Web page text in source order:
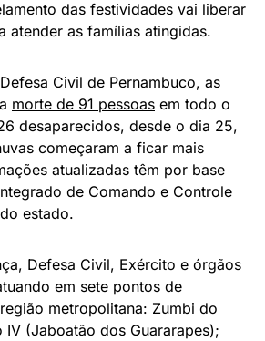
das festividades vai liberar
atender as famílias atingidas.
Civil de Pernambuco, as
morte de 91 pessoas em todo o
desaparecidos, desde o dia 25,
começaram a ficar mais
atualizadas têm por base
de Comando e Controle
estado.
Defesa Civil, Exército e órgãos
em sete pontos de
metropolitana: Zumbi do
IV (Jaboatão dos Guararapes);